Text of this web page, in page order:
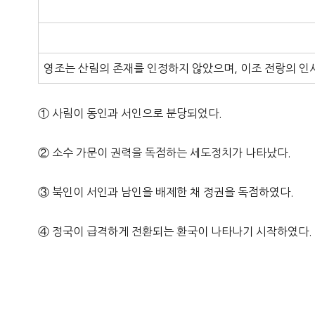
영조는 산림의 존재를 인정하지 않았으며, 이조 전랑의 인
① 사림이 동인과 서인으로 분당되었다.
② 소수 가문이 권력을 독점하는 세도정치가 나타났다.
③ 북인이 서인과 남인을 배제한 채 정권을 독점하였다.
④ 정국이 급격하게 전환되는 환국이 나타나기 시작하였다.